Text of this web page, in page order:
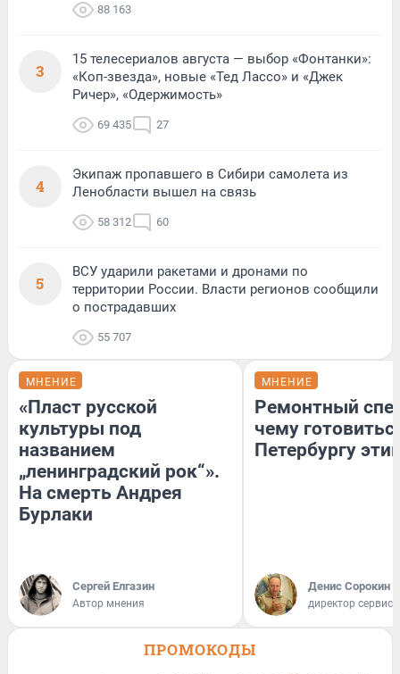
88 163
3
15 телесериалов августа — выбор «Фонтанки»:
«Коп-звезда», новые «Тед Лассо» и «Джек
Ричер», «Одержимость»
69 435 27
4
Экипаж пропавшего в Сибири самолета из
Ленобласти вышел на связь
58 312 60
5
ВСУ ударили ракетами и дронами по
территории России. Власти регионов сообщили
о пострадавших
55 707
МНЕНИЕ
«Пласт русской
культуры под
названием
„ленинградский рок“».
На смерть Андрея
Бурлаки
Сергей Елгазин
Автор мнения
МНЕНИЕ
Ремонтный
чему
Петербургу
Денис Сорокин
директор
ПРОМОКОДЫ